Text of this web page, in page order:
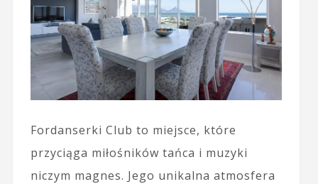
Fordanserki Club to miejsce, które
przyciąga miłośników tańca i muzyki
niczym magnes. Jego unikalna atmosfera